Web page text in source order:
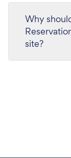
Why
site?